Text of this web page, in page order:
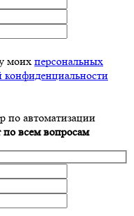
моих персональных
по автоматизации
по всем вопросам